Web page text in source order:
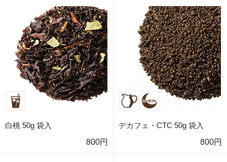
白桃 50g 袋入
800円
デカフェ・CTC 50g 袋入
800円